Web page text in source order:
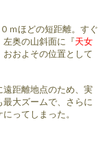
ｍほどの短距離。すぐ
左奥の山斜面に『天女
およその位置として
遠距離地点のため、実
大ズームで、さらに
ってしまった。